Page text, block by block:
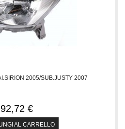
2005/SUB.JUSTY 2007
92,72 €
AL CARRELLO